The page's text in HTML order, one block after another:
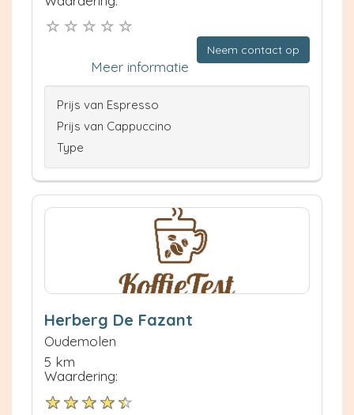
Neem contact op
Meer informatie
Prijs van Espresso
Prijs van Cappuccino
Type
Herberg De Fazant
Oudemolen
5 km
Waardering: